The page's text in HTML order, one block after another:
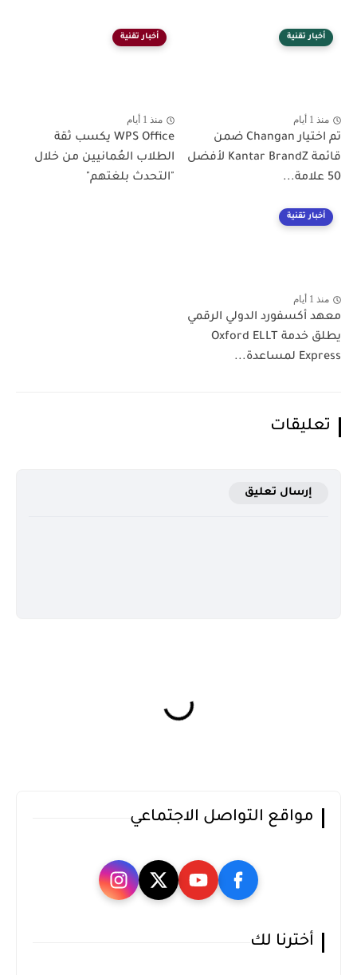
أخبار تقنية
منذ 1 أيام
تم اختيار Changan ضمن
قائمة Kantar BrandZ لأفضل
50 علامة...
أخبار تقنية
منذ 1 أيام
WPS Office يكسب ثقة
الطلاب العُمانيين من خلال
"التحدث بلغتهم"
أخبار تقنية
منذ 1 أيام
معهد أكسفورد الدولي الرقمي
يطلق خدمة Oxford ELLT
Express لمساعدة...
تعليقات
إرسال تعليق
مواقع التواصل الاجتماعي
أخترنا لك